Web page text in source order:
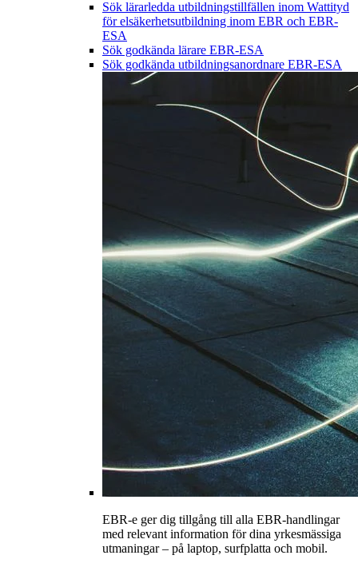
Sök lärarledda utbildningstillfällen inom Wattityd
för elsäkerhetsutbildning inom EBR och EBR-
ESA
Sök godkända lärare EBR-ESA
Sök godkända utbildningsanordnare EBR-ESA
EBR-e ger dig tillgång till alla EBR-handlingar
med relevant information för dina yrkesmässiga
utmaningar – på laptop, surfplatta och mobil.